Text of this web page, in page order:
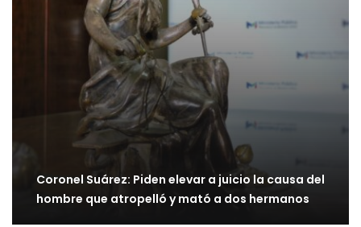
Coronel Suárez: Piden elevar a juicio la causa del
hombre que atropelló y mató a dos hermanos